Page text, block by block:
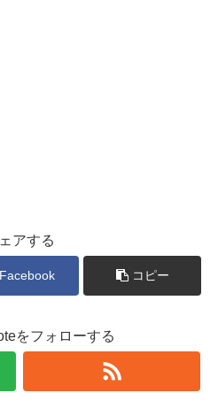
アする
Facebook コピー
をフォローする